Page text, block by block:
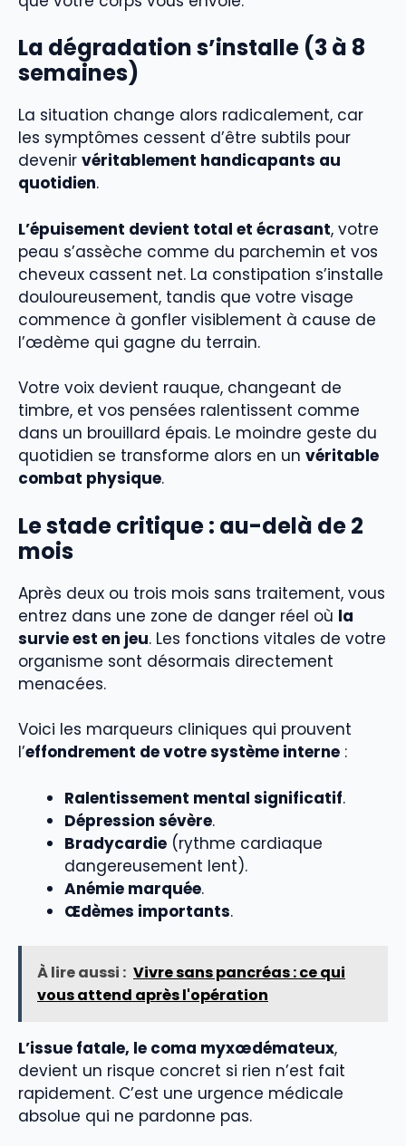
La dégradation s’installe (3 à 8
semaines)
La situation change alors radicalement, car
les symptômes cessent d’être subtils pour
devenir véritablement handicapants au
quotidien.
L’épuisement devient total et écrasant, votre
peau s’assèche comme du parchemin et vos
cheveux cassent net. La constipation s’installe
douloureusement, tandis que votre visage
commence à gonfler visiblement à cause de
l’œdème qui gagne du terrain.
Votre voix devient rauque, changeant de
timbre, et vos pensées ralentissent comme
dans un brouillard épais. Le moindre geste du
quotidien se transforme alors en un véritable
combat physique.
Le stade critique : au-delà de 2
mois
Après deux ou trois mois sans traitement, vous
entrez dans une zone de danger réel où la
survie est en jeu. Les fonctions vitales de votre
organisme sont désormais directement
menacées.
Voici les marqueurs cliniques qui prouvent
l’effondrement de votre système interne :
Ralentissement mental significatif.
Dépression sévère.
Bradycardie (rythme cardiaque
dangereusement lent).
Anémie marquée.
Œdèmes importants.
À lire aussi : Vivre sans pancréas : ce qui
vous attend après l'opération
L’issue fatale, le coma myxœdémateux,
devient un risque concret si rien n’est fait
rapidement. C’est une urgence médicale
absolue qui ne pardonne pas.